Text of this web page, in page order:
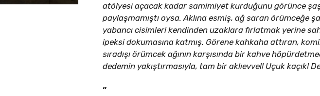
atölyesi açacak kadar samimiyet kurduğunu görünce
paylaşmamıştı oysa. Aklına esmiş, ağ saran örümceğe
yabancı cisimleri kendinden uzaklara fırlatmak yerine
ipeksi dokumasına katmış. Görene kahkaha attıran,
sıradışı örümcek ağının karşısında bir kahve
dedemin yakıştırmasıyla, tam bir aklıevvel! Uçuk kaçık!
”